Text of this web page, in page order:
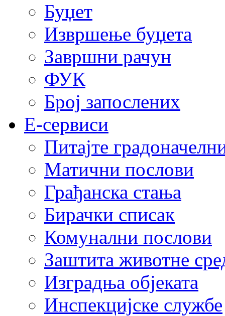
Буџет
Извршење буџета
Завршни рачун
ФУК
Број запослених
E-сервиси
Питајте
Матични послови
Грађанска стања
Бирачки списак
Комунални послови
Заштита животне
Изградња објеката
Инспекцијске службе